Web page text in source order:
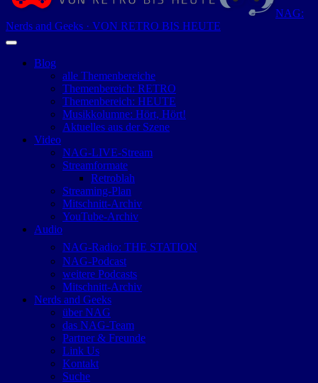
NAG:
Nerds and Geeks · VON RETRO BIS HEUTE
Blog
alle Themenbereiche
Themenbereich: RETRO
Themenbereich: HEUTE
Musikkolumne: Hört, Hört!
Aktuelles aus der Szene
Video
NAG-LIVE-Stream
Streamformate
Retroblah
Streaming-Plan
Mitschnitt-Archiv
YouTube-Archiv
Audio
NAG-Radio: THE STATION
NAG-Podcast
weitere Podcasts
Mitschnitt-Archiv
Nerds and Geeks
über NAG
das NAG-Team
Partner & Freunde
Link Us
Kontakt
Suche